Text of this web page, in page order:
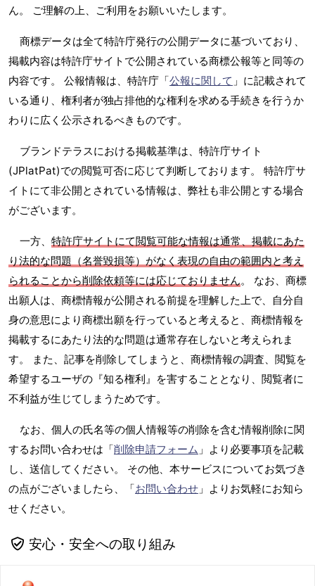
ん。 ご理解の上、ご利用をお願いいたします。
商標データは全て特許庁発行の公開データに基づいており、
掲載内容は特許庁サイトで公開されている商標公報等と同等の
内容です。 公報情報は、特許庁「公報に関して 」に記載されて
いる通り、権利者が独占排他的な権利を求める手続きを行うか
わりに広く公示されるべきものです。
ブランドテラスにおける掲載基準は、特許庁サイト
(JPlatPat)での閲覧可否に応じて判断しております。 特許庁サ
イトにて非公開とされている情報は、弊社も非公開とする場合
がございます。
一方、 特許庁サイトにて閲覧可能な情報は通常、掲載にあた
り法的な問題（名誉毀損等）がなく表現の自由の範囲内と考え
られることから削除依頼等には応じておりません。 なお、商標
出願人は、商標情報が公開される前提を理解した上で、自分自
身の意思により商標出願を行っていると考えると、商標情報を
掲載するにあたり法的な問題は通常存在しないと考えられま
す。 また、記事を削除してしまうと、商標情報の調査、閲覧を
希望するユーザの『知る権利』を害することとなり、閲覧者に
不利益が生じてしまうためです。
なお、個人の氏名等の個人情報等の削除を含む情報削除に関
するお問い合わせは「削除申請フォーム 」より必要事項を記載
し、送信してください。 その他、本サービスについてお気づき
の点がございましたら、「お問い合わせ 」よりお気軽にお知ら
せください。
安心・安全への取り組み